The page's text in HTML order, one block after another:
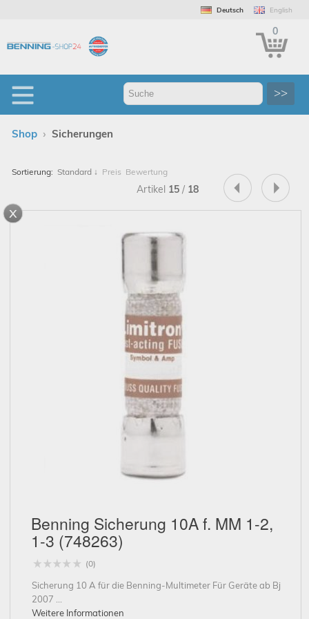
Deutsch English
0
>>
Schließen
Shop › Sicherungen
Sortierung: Standard ↓ Preis Bewertung
Artikel 15 / 18
Benning Sicherung 10A f. MM 1-2,
1-3 (748263)
(0)
Sicherung 10 A für die Benning-Multimeter Für Geräte ab Bj
2007 ...
Weitere Informationen
x